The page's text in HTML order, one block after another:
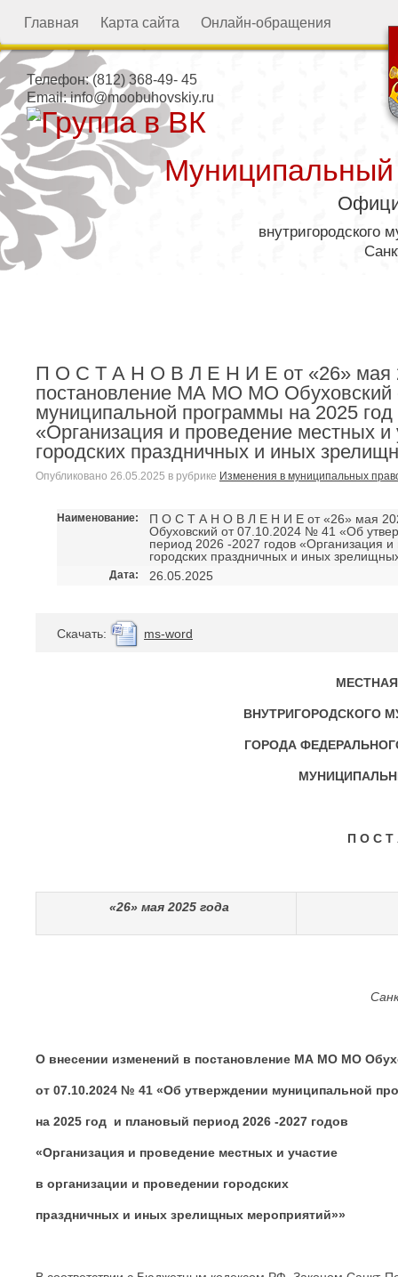
Главная Карта сайта Онлайн-обращения
Телефон:(812) 368-49- 45
Email:info@moobuhovskiy.ru
внутригородского
П О С Т А Н О В Л Е Н И Е от «26» мая
постановление МА МО МО
муниципальной программы на 2025
«Организация и проведение местных и
городских праздничных и иных
Опубликовано 26.05.2025 в рубрике Изменения в муниципальных
Наименование:
П О С Т А Н О В Л Е Н И Е от «26» мая
Обуховский от 07.10.2024 № 41 «Об
период 2026 -2027 годов «Организация
городских праздничных и иных
Дата: 26.05.2025
Cкачать: ms-word
ВНУТРИГОРОДСКОГО
ГОРОДА
П О С Т
«26» мая 2025 года
О внесении изменений в постановление МА МО МО
от 07.10.2024 № 41 «Об утверждении муниципальной
на 2025 год и плановый период 2026 -2027 годов
«Организация и проведение местных и участие
в организации и проведении городских
праздничных и иных зрелищных мероприятий»»